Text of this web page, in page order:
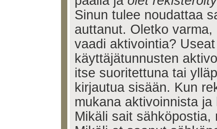
Sinun tulee noudattaa
auttanut. Oletko
vaadi aktivointia?
käyttäjätunnusten
itse suoritettuna tai
kirjautua sisään. Kun
mukana aktivoinnista
Mikäli sait